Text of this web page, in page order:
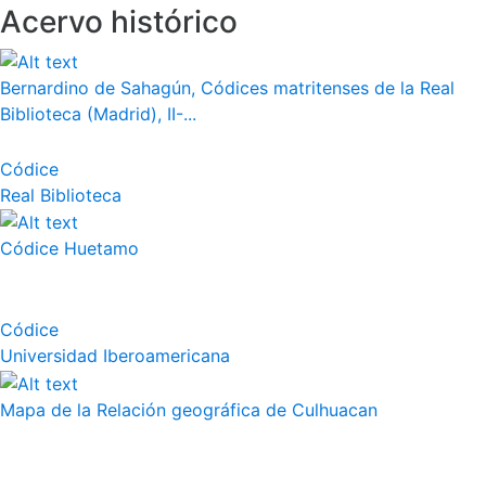
Acervo histórico
Bernardino de Sahagún, Códices matritenses de la Real
Biblioteca (Madrid), II-...
Códice
Real Biblioteca
Códice Huetamo
Códice
Universidad Iberoamericana
Mapa de la Relación geográfica de Culhuacan